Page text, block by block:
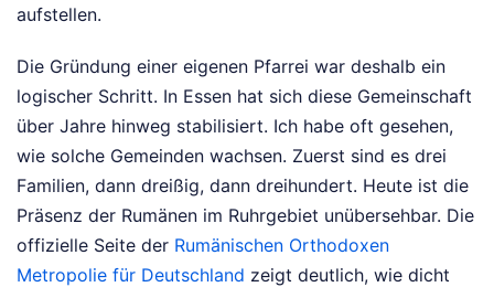
aufstellen.
Die Gründung einer eigenen Pfarrei war deshalb ein
logischer Schritt. In Essen hat sich diese Gemeinschaft
über Jahre hinweg stabilisiert. Ich habe oft gesehen,
wie solche Gemeinden wachsen. Zuerst sind es drei
Familien, dann dreißig, dann dreihundert. Heute ist die
Präsenz der Rumänen im Ruhrgebiet unübersehbar. Die
offizielle Seite der Rumänischen Orthodoxen
Metropolie für Deutschland zeigt deutlich, wie dicht